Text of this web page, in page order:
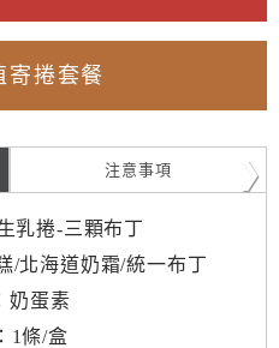
寄捲套餐
注意事項
乳捲-三顆布丁
/北海道奶霜/統一布丁
奶蛋素
1條/盒